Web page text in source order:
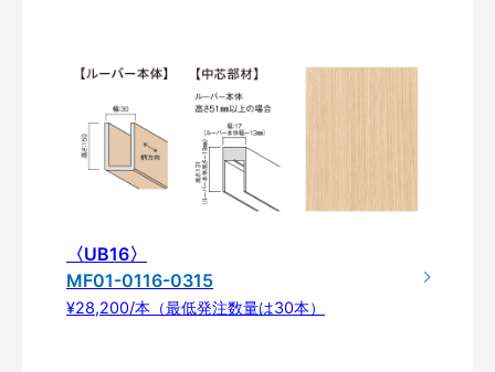
〈UB16〉
MF01-0116-0315
¥28,200/本（最低発注数量は30本）